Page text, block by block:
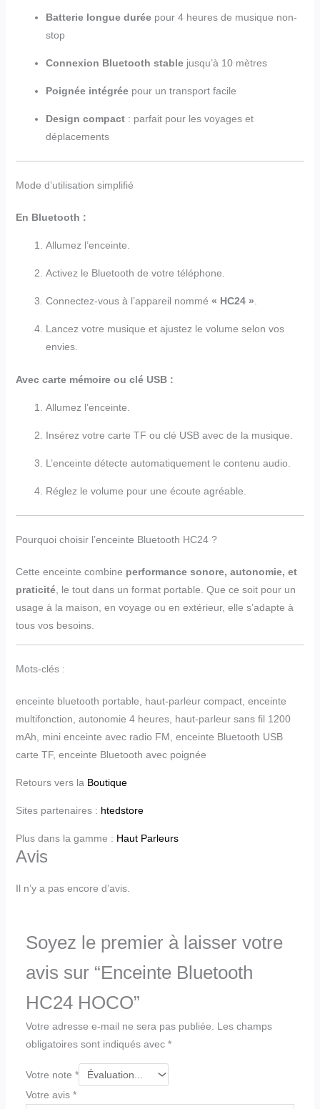
Batterie longue duréepour 4 heures de musique non-
stop
Connexion Bluetooth stablejusqu’à 10 mètres
Poignée intégréepour un transport facile
Design compact: parfait pour les voyages et
déplacements
Mode d’utilisation simplifié
En Bluetooth :
Allumez l’enceinte.
Activez le Bluetooth de votre téléphone.
Connectez-vous à l’appareil nommé « HC24 »
Lancez votre musique et ajustez le volume selon vos
envies.
Avec carte mémoire ou clé USB :
Allumez l’enceinte.
Insérez votre carte TF ou clé USB avec de la musique.
L’enceinte détecte automatiquement le contenu audio.
Réglez le volume pour une écoute agréable.
Pourquoi choisir l’enceinte Bluetooth HC24 ?
Cette enceinte combine performance sonore, autonomie, et
praticité, le tout dans un format portable. Que ce soit pour un
usage à la maison, en voyage ou en extérieur, elle s’adapte à
tous vos besoins.
Mots-clés :
enceinte bluetooth portable, haut-parleur compact, enceinte
multifonction, autonomie 4 heures, haut-parleur sans fil 1200
mAh, mini enceinte avec radio FM, enceinte Bluetooth USB
carte TF, enceinte Bluetooth avec poignée
Retours vers la Boutique
Sites partenaires : htedstore
Plus dans la gamme : Haut Parleurs
Avis
Il n’y a pas encore d’avis.
Soyez le premier à laisser votre
avis sur “Enceinte Bluetooth
HC24 HOCO”
Votre adresse e-mail ne sera pas publiée.
Les champs
obligatoires sont indiqués avec *
Votre note *
Votre avis *